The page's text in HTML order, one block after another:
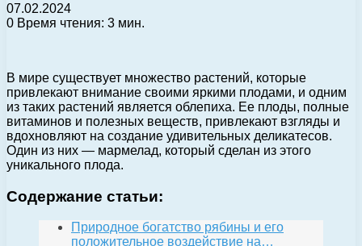
07.02.2024
0 Время чтения: 3 мин.
В мире существует множество растений, которые
привлекают внимание своими яркими плодами, и одним
из таких растений является облепиха. Ее плоды, полные
витаминов и полезных веществ, привлекают взгляды и
вдохновляют на создание удивительных деликатесов.
Один из них — мармелад, который сделан из этого
уникального плода.
Содержание статьи:
Природное богатство рябины и его
положительное воздействие на…